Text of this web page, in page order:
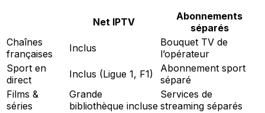
Net IPTV
Abonnements
séparés
Chaînes
françaises
Inclus
Bouquet TV de
l’opérateur
Sport en
direct
Inclus (Ligue 1, F1)
Abonnement sport
séparé
Films &
séries
Grande
bibliothèque incluse
Services de
streaming séparés